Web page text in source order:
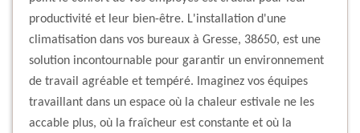
productivité et leur bien-être. L'installation d'une
climatisation dans vos bureaux à Gresse, 38650, est une
solution incontournable pour garantir un environnement
de travail agréable et tempéré. Imaginez vos équipes
travaillant dans un espace où la chaleur estivale ne les
accable plus, où la fraîcheur est constante et où la